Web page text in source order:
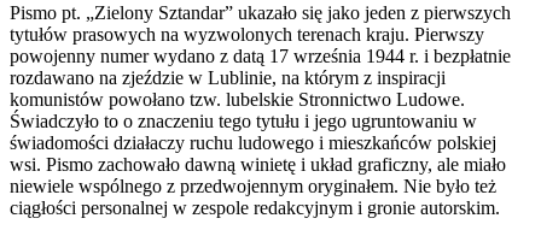
Pismo pt. „Zielony Sztandar” ukazało się jako jeden z pierwszych
tytułów prasowych na wyzwolonych terenach kraju. Pierwszy
powojenny numer wydano z datą 17 września 1944 r. i bezpłatnie
rozdawano na zjeździe w Lublinie, na którym z inspiracji
komunistów powołano tzw. lubelskie Stronnictwo Ludowe.
Świadczyło to o znaczeniu tego tytułu i jego ugruntowaniu w
świadomości działaczy ruchu ludowego i mieszkańców polskiej
wsi. Pismo zachowało dawną winietę i układ graficzny, ale miało
niewiele wspólnego z przedwojennym oryginałem. Nie było też
ciągłości personalnej w zespole redakcyjnym i gronie autorskim.